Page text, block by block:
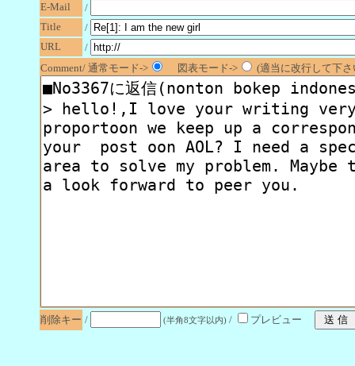
E-Mail
/
Title
/
URL
/
Comment/ 通常モード->
図表モード-> (適当に改行して下
削除キー / (半角8文字以内) / プレビュー